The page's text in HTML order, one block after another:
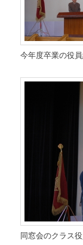
今年度卒業の役
同窓会のクラス